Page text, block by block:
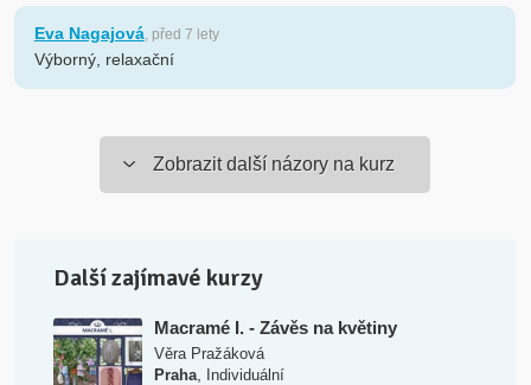
Eva Nagajová, před 7 lety
Výborný, relaxační
Zobrazit další názory na kurz
Další zajímavé kurzy
Macramé I. - Závěs na květiny
Věra Pražáková
Praha, Individuální